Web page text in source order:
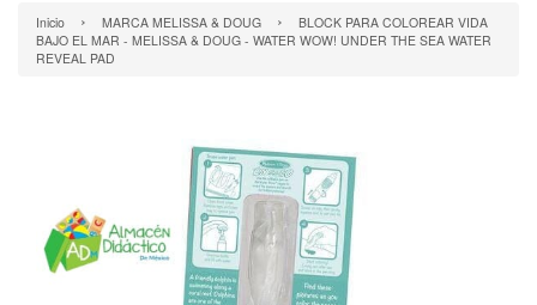
Inicio › MARCA MELISSA & DOUG ›
BLOCK PARA COLOREAR VIDA
BAJO EL MAR - MELISSA & DOUG - WATER WOW! UNDER THE SEA WATER
REVEAL PAD